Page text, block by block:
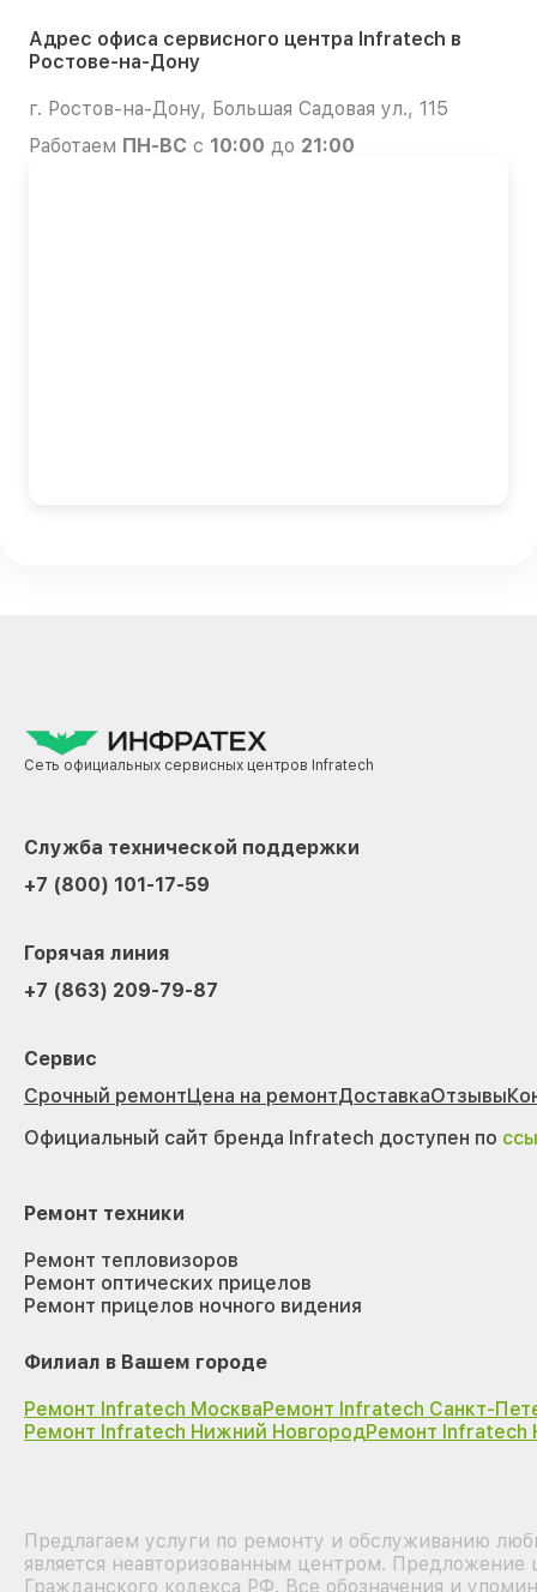
Адрес офиса сервисного центра Infratech в
Ростове-на-Дону
г. Ростов-на-Дону, Большая Садовая ул., 115
Работаем ПН-ВС с 10:00 до 21:00
Сеть официальных сервисных центров Infratech
Служба технической поддержки
+7 (800) 101-17-59
Горячая линия
+7 (863) 209-79-87
Сервис
Срочный ремонтЦена на ремонтДоставкаОтзывы
Официальный сайт бренда Infratech доступен по
Ремонт техники
Ремонт тепловизоров
Ремонт оптических прицелов
Ремонт прицелов ночного видения
Филиал в Вашем городе
Ремонт Infratech МоскваРемонт Infratech Санкт-
Ремонт Infratech Нижний НовгородРемонт Infratech
Предлагаем услуги по ремонту и обслуживанию
является неавторизованным центром.
Гражданского кодекса РФ. Все обозначения и